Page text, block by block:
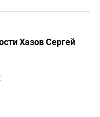
Хазов Сергей